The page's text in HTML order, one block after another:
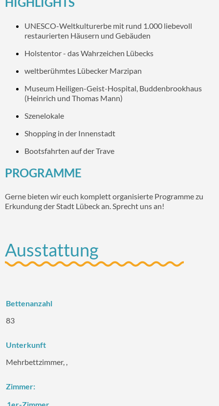
UNESCO-Weltkulturerbe mit rund 1.000 liebevoll
restaurierten Häusern und Gebäuden
Holstentor - das Wahrzeichen Lübecks
weltberühmtes Lübecker Marzipan
Museum Heiligen-Geist-Hospital, Buddenbrookhaus
(Heinrich und Thomas Mann)
Szenelokale
Shopping in der Innenstadt
Bootsfahrten auf der Trave
PROGRAMME
Gerne bieten wir euch komplett organisierte Programme zu
Erkundung der Stadt Lübeck an. Sprecht uns an!
Ausstattung
Bettenanzahl
83
Unterkunft
Mehrbettzimmer, ,
Zimmer:
1er-Zimmer